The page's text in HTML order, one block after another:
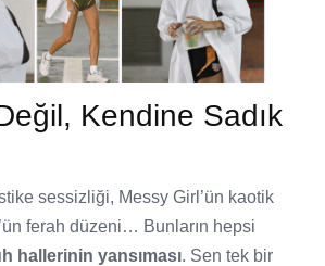
Kendine Sadık
sessizliği, Messy Girl’ün kaotik
ferah düzeni… Bunların hepsi
hallerinin yansıması. Sen tek bir